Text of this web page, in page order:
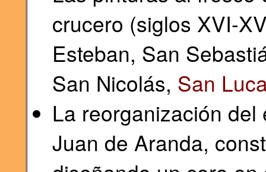
crucero (siglos XVI-
Esteban, San
San Nicolás, San
La reorganización
Juan de Aranda,